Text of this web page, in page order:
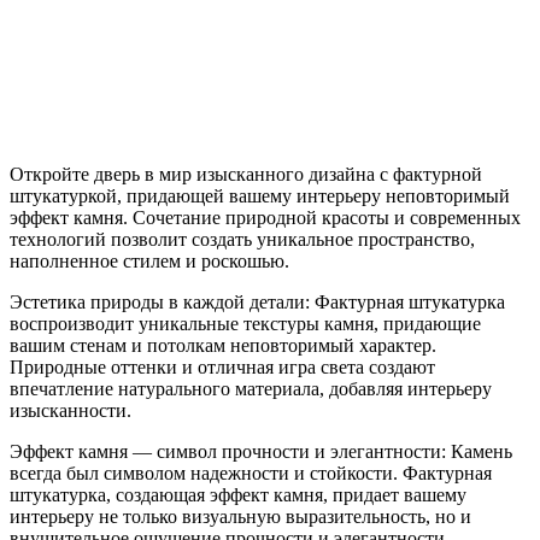
Откройте дверь в мир изысканного дизайна с фактурной
штукатуркой, придающей вашему интерьеру неповторимый
эффект камня. Сочетание природной красоты и современных
технологий позволит создать уникальное пространство,
наполненное стилем и роскошью.
Эстетика природы в каждой детали: Фактурная штукатурка
воспроизводит уникальные текстуры камня, придающие
вашим стенам и потолкам неповторимый характер.
Природные оттенки и отличная игра света создают
впечатление натурального материала, добавляя интерьеру
изысканности.
Эффект камня — символ прочности и элегантности: Камень
всегда был символом надежности и стойкости. Фактурная
штукатурка, создающая эффект камня, придает вашему
интерьеру не только визуальную выразительность, но и